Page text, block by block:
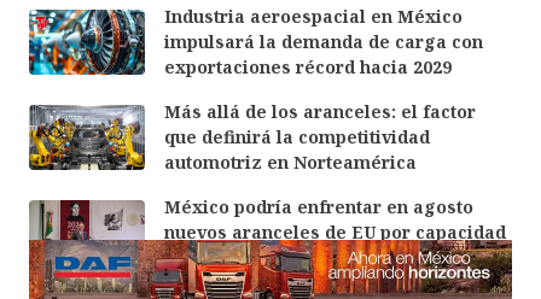
Industria aeroespacial en México
impulsará la demanda de carga con
exportaciones récord hacia 2029
Más allá de los aranceles: el factor
que definirá la competitividad
automotriz en Norteamérica
México podría enfrentar en agosto
nuevos aranceles de EU por capacidad
excedente: Ebrard